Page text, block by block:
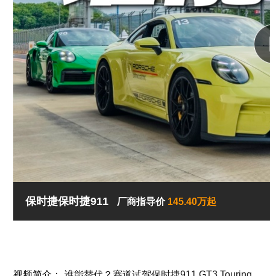
保时捷保时捷911 厂商指导价145.40万起